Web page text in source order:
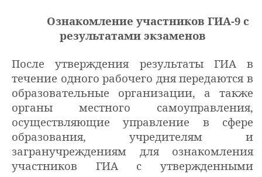
Ознакомление участников ГИА-9 с
результатами экзаменов
После утверждения результаты ГИА в
течение одного рабочего дня передаются в
образовательные организации, а также
органы местного самоуправления,
осуществляющие управление в сфере
образования, учредителям и
загранучреждениям для ознакомления
участников ГИА с утвержденными